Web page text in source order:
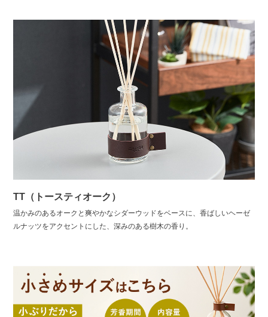
TT（トースティオーク）
温かみのあるオークと爽やかなシダーウッドをベースに、香ばしいヘーゼ
ルナッツをアクセントにした、深みのある樹木の香り。